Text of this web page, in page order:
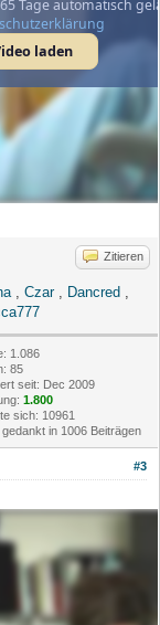
Tage automatisch
laden
Zitieren
Czar, Dancred
1.086
85
seit: Dec 2009
1.800
sich: 10961
in 1006 Beiträgen
#3